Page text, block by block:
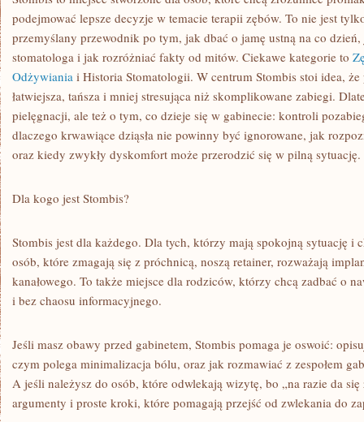
podejmować lepsze decyzje w temacie terapii zębów. To nie jest
przemyślany przewodnik po tym, jak dbać o jamę ustną na co
stomatologa i jak rozróżniać fakty od mitów. Ciekawe kategorie to
Odżywiania i Historia Stomatologii. W centrum Stombis stoi idea,
łatwiejsza, tańsza i mniej stresująca niż skomplikowane zabiegi.
pielęgnacji, ale też o tym, co dzieje się w gabinecie: kontroli
dlaczego krwawiące dziąsła nie powinny być ignorowane, jak
oraz kiedy zwykły dyskomfort może przerodzić się w pilną sytuację.
Dla kogo jest Stombis?
Stombis jest dla każdego. Dla tych, którzy mają spokojną sytuację i
osób, które zmagają się z próchnicą, noszą retainer, rozważają
kanałowego. To także miejsce dla rodziców, którzy chcą zadbać o
i bez chaosu informacyjnego.
Jeśli masz obawy przed gabinetem, Stombis pomaga je oswoić:
czym polega minimalizacja bólu, oraz jak rozmawiać z zespołem
A jeśli należysz do osób, które odwlekają wizytę, bo „na razie da
argumenty i proste kroki, które pomagają przejść od zwlekania do